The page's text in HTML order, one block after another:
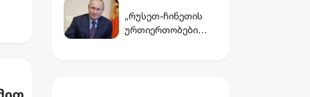
მუხროვანის ბაზაზე
მომხდარი
„რუსეთ-ჩინეთის
ურთიერთობები